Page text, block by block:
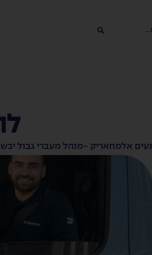
נעים אלמחאריק -מנהל מעברי גבול